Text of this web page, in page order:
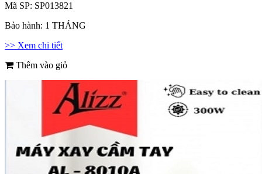
Mã SP: SP013821
Bảo hành: 1 THÁNG
>> Xem chi tiết
Thêm vào giỏ